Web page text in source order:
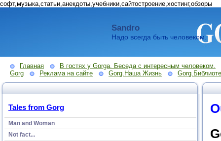
софт,музыка,статьи,анекдоты,учебники,сайтостроение,хостинг,обзоры
Sandro
Надо всегда быть человеком.
Главная
В гостях у Gorga. Беседа с интересным человеком.
Gorg
Реклама на сайте Gorg.Наша Жизнь
Tales from Gorg
Man and Woman
Not fact...